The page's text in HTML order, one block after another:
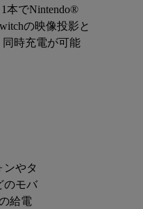
1本でNintendo®
の映像投影と
同時充電が可能
ンやタ
のモバ
給電